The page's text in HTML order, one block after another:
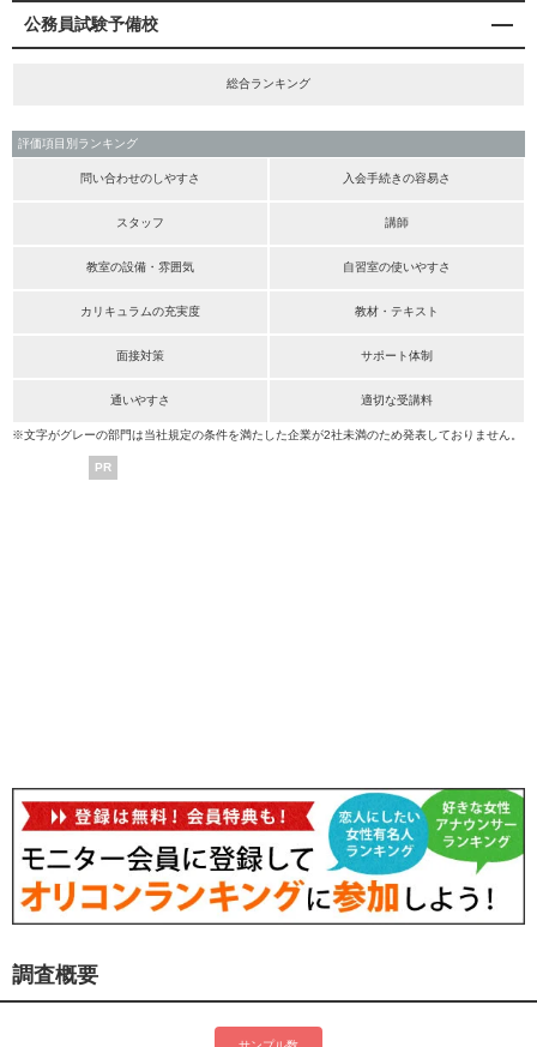
公務員試験予備校
総合ランキング
評価項目別ランキング
問い合わせのしやすさ 入会手続きの容易さ
スタッフ 講師
教室の設備・雰囲気 自習室の使いやすさ
カリキュラムの充実度 教材・テキスト
面接対策 サポート体制
通いやすさ 適切な受講料
※文字がグレーの部門は当社規定の条件を満たした企業が2社未満のため発表しておりません。
PR
調査概要